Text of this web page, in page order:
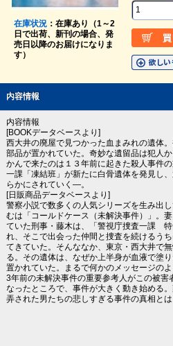
在庫状況：在庫あり（1～2
日で出荷、新刊の場合、発
売日以降のお届けになりま
す）
内容情報
内容情報
[BOOKデータベースより]
西大井の廃屋で見つかった血まみれの遺体
部品が置かれていた。奇妙な遺留品は犯人
かんで来たのは１３年前に起きた殺人事件
一課「凍結班」が新たに白骨遺体を発見し
らかにされていく―。
[日販商品データベースより]
警察小説で数多くの人気シリーズを生み出
むは「コールドケース（未解決事件）」。
ていた刑事・藤木は、「警視庁捜査一課
れ、そこで出会った仲間と捜査を続けるう
てきていた。そんななか、東京・西大井で
る。その遺体は、なぜか上半身が血液で塗
置かれていた。まるで何かのメッセージの
3年前の未解決事件の重要参考人がこの被害
なったところで、事件が大きく動き始める
弄された男たちの悲しすぎる事件の真相と